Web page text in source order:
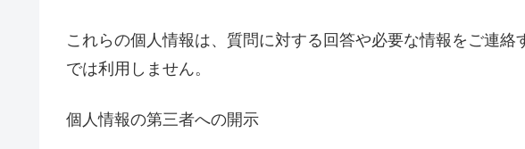
これらの個人情報は、質問に対する回答や必要な情報をご連
では利用しません。
個人情報の第三者への開示